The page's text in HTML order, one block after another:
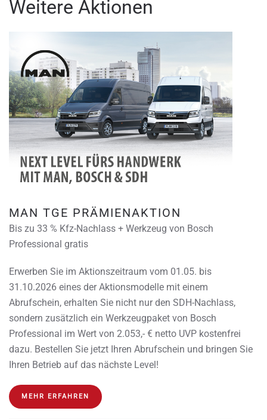
Weitere Aktionen
MAN TGE PRÄMIENAKTION
Bis zu 33 % Kfz-Nachlass + Werkzeug von Bosch
Professional gratis
Erwerben Sie im Aktionszeitraum vom 01.05. bis
31.10.2026 eines der Aktionsmodelle mit einem
Abrufschein, erhalten Sie nicht nur den SDH-Nachlass,
sondern zusätzlich ein Werkzeugpaket von Bosch
Professional im Wert von 2.053,- € netto UVP kostenfrei
dazu. Bestellen Sie jetzt Ihren Abrufschein und bringen Sie
Ihren Betrieb auf das nächste Level!
MEHR ERFAHREN